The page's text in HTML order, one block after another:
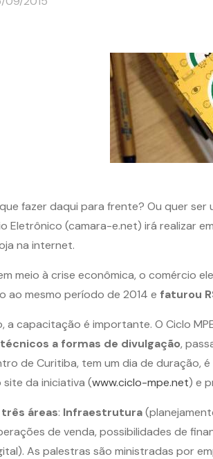
fazer daqui para frente? Ou quer
Eletrônico (camara-e.net) irá realizar
na internet.
meio à crise econômica, o comércio
ao mesmo período de 2014 e faturou
a capacitação é importante. O Ciclo
a formas de divulgação,
de Curitiba, tem um dia de
site da iniciativa (www.ciclo-mpe.net) e
áreas: Infraestrutura
de venda, possibilidades de
As palestras são ministradas por